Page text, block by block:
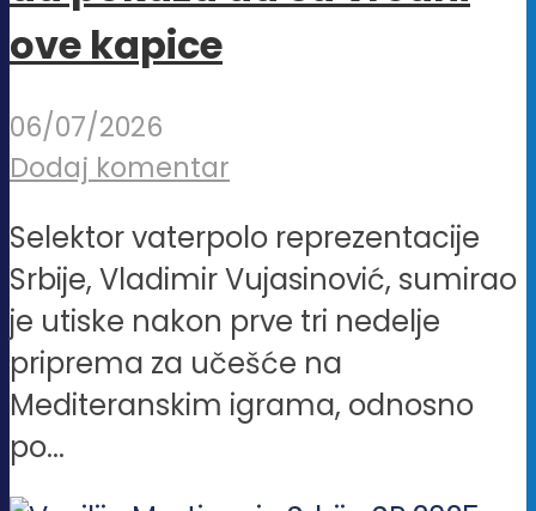
ove kapice
06/07/2026
Dodaj komentar
Selektor vaterpolo reprezentacije
Srbije, Vladimir Vujasinović, sumirao
je utiske nakon prve tri nedelje
priprema za učešće na
Mediteranskim igrama, odnosno
po...